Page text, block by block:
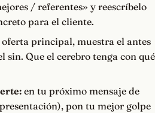
/ referentes» y reescríbelo
para el cliente.
principal, muestra el antes
sin. Que el cerebro tenga con qué
en tu próximo mensaje de
pon tu mejor golpe